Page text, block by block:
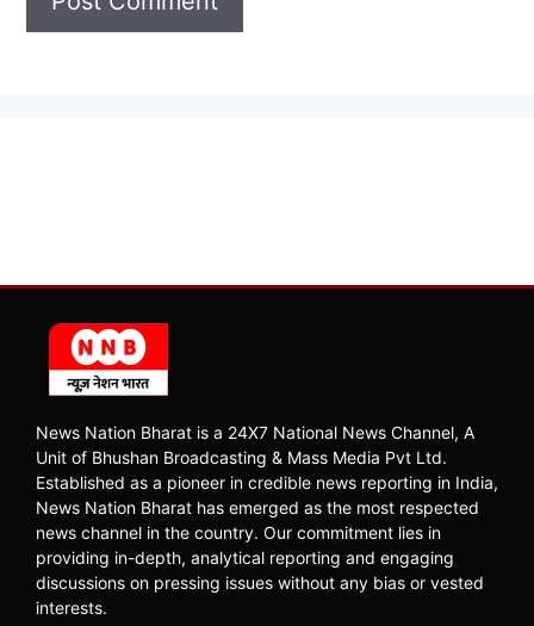
News Nation Bharat is a 24X7 National News Channel, A
Unit of Bhushan Broadcasting & Mass Media Pvt Ltd.
Established as a pioneer in credible news reporting in India,
News Nation Bharat has emerged as the most respected
news channel in the country. Our commitment lies in
providing in-depth, analytical reporting and engaging
discussions on pressing issues without any bias or vested
interests.